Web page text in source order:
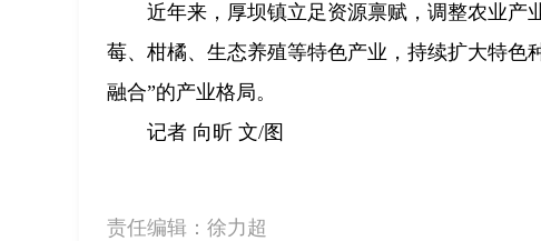
近年来，厚坝镇立足资源禀赋，调整农业产
莓、柑橘、生态养殖等特色产业，持续扩大特色
融合”的产业格局。
记者 向昕 文/图
责任编辑： 徐力超